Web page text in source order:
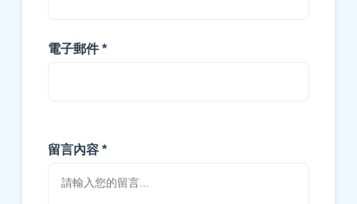
電子郵件 *
留言內容 *